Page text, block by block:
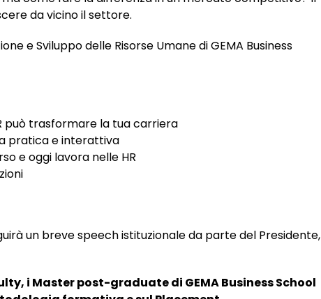
da vicino il settore.
e Sviluppo delle Risorse Umanedi GEMA Business
può trasformare la tua carriera
pratica e interattiva
e oggi lavora nelle HR
un breve speech istituzionale da parte del Presidente,
i Master post-graduate di GEMA Business School